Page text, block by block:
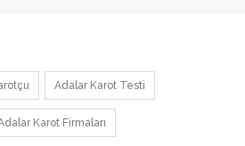
Adalar Karot Testi
Karot Firmaları